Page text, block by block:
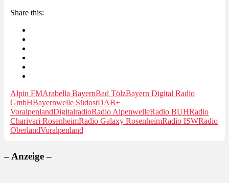
Share this:
Alpin FMArabella BayernBad TölzBayern Digital Radio
GmbHBayernwelle SüdostDAB+
VoralpenlandDigitalradioRadio AlpenwelleRadio BUHRadio
Charivari RosenheimRadio Galaxy RosenheimRadio ISWRadio
OberlandVoralpenland
– Anzeige –